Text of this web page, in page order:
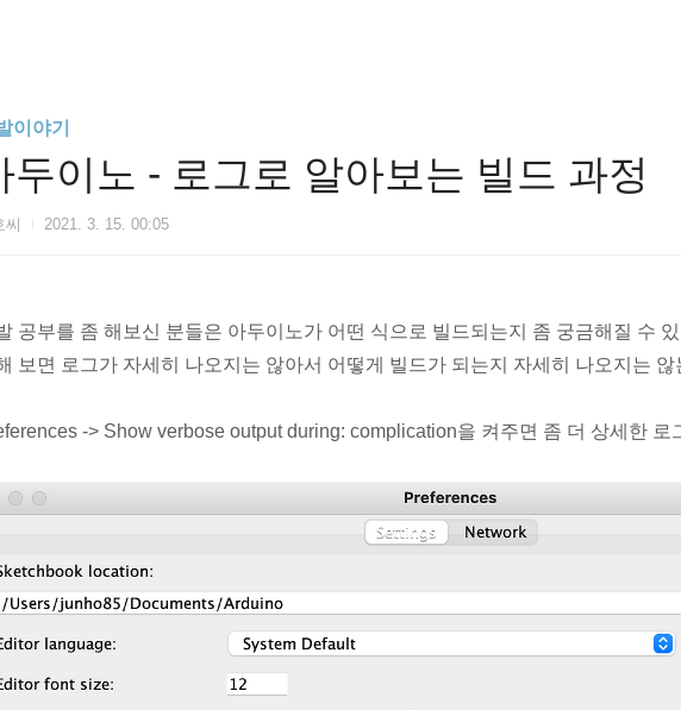
이야기
두이노 - 로그로 알아보는 빌드 과정
2021. 3. 15. 00:05
공부를 좀 해보신 분들은 아두이노가 어떤 식으로 빌드되는지 좀 궁금해질 수
보면 로그가 자세히 나오지는 않아서 어떻게 빌드가 되는지 자세히 나오지는 않
-> Show verbose output during: complication을 켜주면 좀 더 상세한 로